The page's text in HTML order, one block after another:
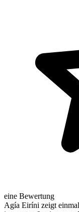
eine Bewertung
Agía Eiríni zeigt